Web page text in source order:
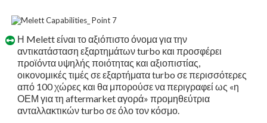
Η Melett είναι το αξιόπιστο όνομα για την
αντικατάσταση εξαρτημάτων turbo και προσφέρει
προϊόντα υψηλής ποιότητας και αξιοπιστίας,
οικονομικές τιμές σε εξαρτήματα turbo σε περισσότερες
από 100 χώρες και θα μπορούσε να περιγραφεί ως «η
ΟΕΜ για τη aftermarket αγορά» προμηθεύτρια
ανταλλακτικών turbo σε όλο τον κόσμο.